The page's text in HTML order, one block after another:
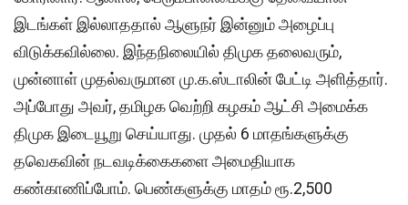
இடங்கள் இல்லாததால் ஆளுநர் இன்னும் அழைப்பு
விடுக்கவில்லை. இந்தநிலையில் திமுக தலைவரும்,
முன்னாள் முதல்வருமான மு.க.ஸ்டாலின் பேட்டி அளித்தார்.
அப்போது அவர், தமிழக வெற்றி கழகம் ஆட்சி அமைக்க
திமுக இடையூறு செய்யாது. முதல் 6 மாதங்களுக்கு
தவெகவின் நடவடிக்கைகளை அமைதியாக
கண்காணிப்போம். பெண்களுக்கு மாதம் ரூ.2,500